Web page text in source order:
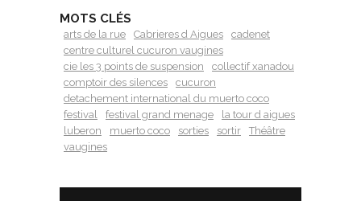
MOTS CLÉS
arts de la rue Cabrieres d Aigues
cadenet
centre culturel cucuron vaugines
cie les 3 points de suspension
collectif xanadou
comptoir des silences
cucuron
detachement international du muerto coco
festival
festival grand menage
la tour d aigues
luberon
muerto coco sorties sortir
Théâtre
vaugines